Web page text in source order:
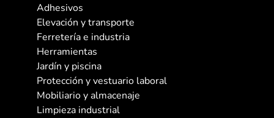
Adhesivos
Elevación y transporte
Ferretería e industria
Herramientas
Jardín y piscina
Protección y vestuario laboral
Mobiliario y almacenaje
Limpieza industrial